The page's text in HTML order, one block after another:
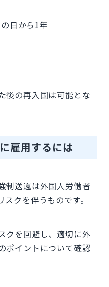
日から1年
後の再入国は可能とな
雇用するには
制送還は外国人労働者
クを伴うものです。
クを回避し、適切に外
ポイントについて確認